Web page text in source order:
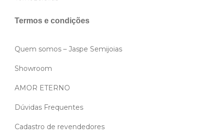
Termos e condições
Quem somos – Jaspe Semijoias
Showroom
AMOR ETERNO
Dúvidas Frequentes
Cadastro de revendedores